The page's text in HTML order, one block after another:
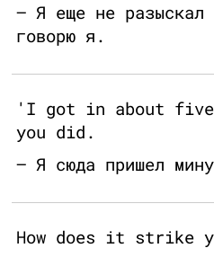
— Я еще не
говорю я.
'I got in about five
you did.
— Я сюда пришел
How does it strike